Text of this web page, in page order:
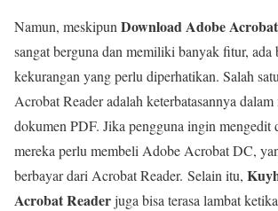
Namun, meskipun Download Adobe
sangat berguna dan memiliki banyak fitur, ada
kekurangan yang perlu diperhatikan. Salah
Acrobat Reader adalah keterbatasannya
dokumen PDF. Jika pengguna ingin mengedit
mereka perlu membeli Adobe Acrobat DC,
berbayar dari Acrobat Reader. Selain itu,
Acrobat Readerjuga bisa terasa lambat